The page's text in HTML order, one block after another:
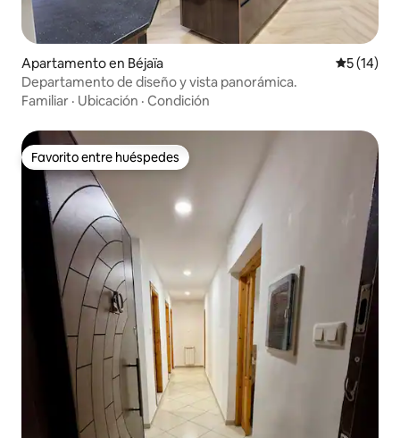
Apartamento en Béjaïa
5 (14)
Departamento de diseño y vista panorámica.
Familiar · Ubicación · Condición
Favorito entre huéspedes
Favorito entre huéspedes